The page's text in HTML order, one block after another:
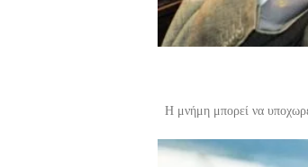
H μνήμη μπορεί να